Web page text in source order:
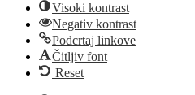
Visoki kontrast
Negativ kontrast
Podcrtaj linkove
Čitljiv font
Reset